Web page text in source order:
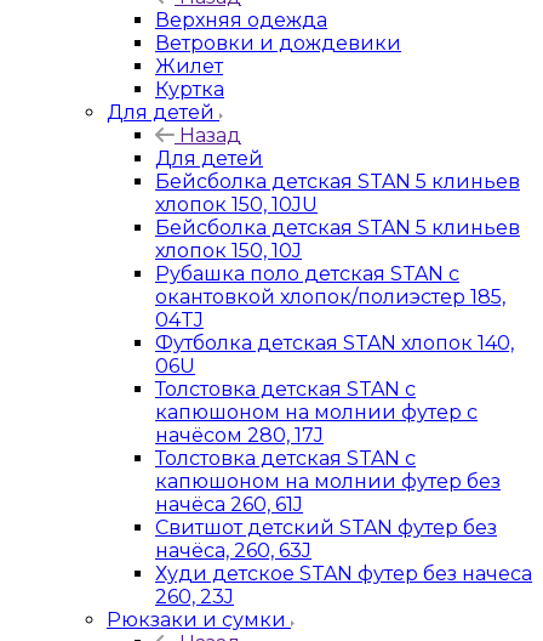
Верхняя одежда
Ветровки и дождевики
Жилет
Куртка
Для детей
Назад
Для детей
Бейсболка детская STAN 5 клиньев
хлопок 150, 10JU
Бейсболка детская STAN 5 клиньев
хлопок 150, 10J
Рубашка поло детская STAN с
окантовкой хлопок/полиэстер 185,
04TJ
Футболка детская STAN хлопок 140,
06U
Толстовка детская STAN с
капюшоном на молнии футер с
начёсом 280, 17J
Толстовка детская STAN с
капюшоном на молнии футер без
начёса 260, 61J
Свитшот детский STAN футер без
начёса, 260, 63J
Худи детское STAN футер без начеса
260, 23J
Рюкзаки и сумки